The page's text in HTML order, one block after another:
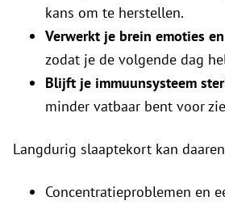
kans om te herstellen.
Verwerkt je brein emoties
zodat je de volgende dag
Blijft je immuunsysteem
minder vatbaar bent voor
Langdurig slaaptekort kan
Concentratieproblemen en